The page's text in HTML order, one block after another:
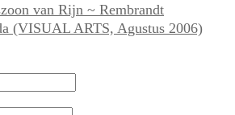
van Rijn ~ Rembrandt
(VISUAL ARTS, Agustus 2006)